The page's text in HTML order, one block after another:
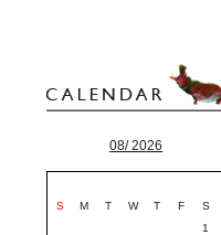
08/ 2026
S M T W T F
S
1